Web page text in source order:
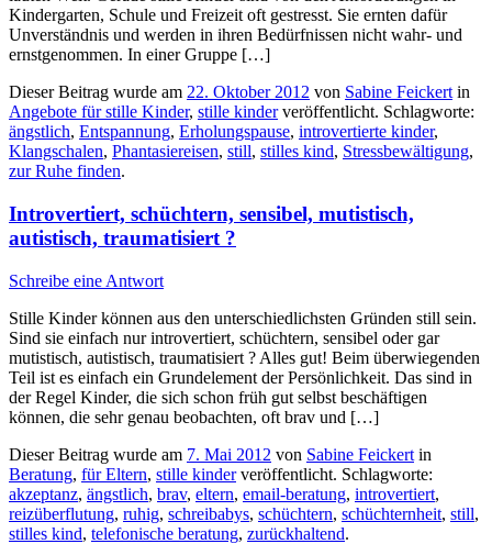
Kindergarten, Schule und Freizeit oft gestresst. Sie ernten dafür
Unverständnis und werden in ihren Bedürfnissen nicht wahr- und
ernstgenom­men. In einer Gruppe […]
Dieser Beitrag wurde am 22. Oktober 2012 von Sabine Feickert in
Angebote für stille Kinder, stille kinderveröffentlicht. Schlagworte:
ängstlich, Entspannung, Erholungspause, introvertierte kinder,
Klangschalen, Phantasiereisen, still, stilles kind, Stressbewältigung,
zur Ruhe finden.
Introvertiert, schüchtern, sensibel, mutistisch,
autistisch, traumatisiert ?
Schreibe eine Antwort
Stille Kinder können aus den unterschiedlichsten Gründen still sein.
Sind sie einfach nur introvertiert, schüchtern, sensibel oder gar
mutistisch, autistisch, traumatisiert ? Alles gut! Beim überwiegenden
Teil ist es einfach ein Grundelement der Persönlichkeit. Das sind in
der Regel Kinder, die sich schon früh gut selbst beschäftigen
können, die sehr genau beobachten, oft brav und […]
Dieser Beitrag wurde am 7. Mai 2012 von Sabine Feickert in
Beratung, für Eltern, stille kinderveröffentlicht. Schlagworte:
akzeptanz, ängstlich, brav, eltern, email-beratung, introvertiert,
reizüberflutung, ruhig, schreibabys, schüchtern, schüchternheit, still,
stilles kind, telefonische beratung, zurückhaltend.